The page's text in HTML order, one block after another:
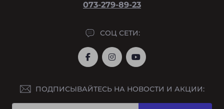
073-279-89-23
СОЦ СЕТИ:
ПОДПИСЫВАЙТЕСЬ НА НОВОСТИ И АКЦИИ: